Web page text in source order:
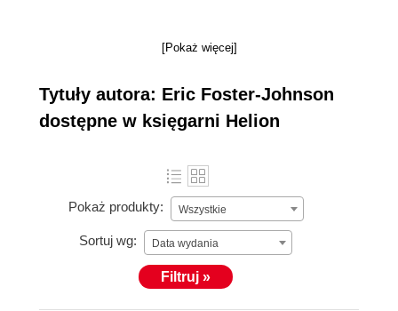
[Pokaż więcej]
Tytuły autora: Eric Foster-Johnson
dostępne w księgarni Helion
Pokaż produkty: Wszystkie
Sortuj wg: Data wydania
Filtruj »